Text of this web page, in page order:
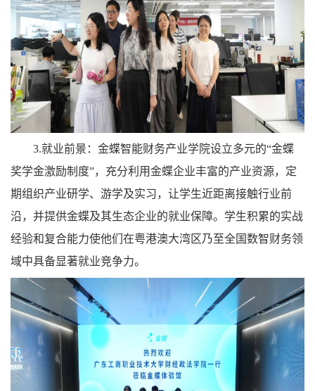
3.就业前景：金蝶智能财务产业学院设立多元的“金蝶
奖学金激励制度”，充分利用金蝶企业丰富的产业资源，定
期组织产业研学、游学及实习，让学生近距离接触行业前
沿，并提供金蝶及其生态企业的就业保障。学生积累的实战
经验和复合能力使他们在粤港澳大湾区乃至全国数智财务领
域中具备显著就业竞争力。